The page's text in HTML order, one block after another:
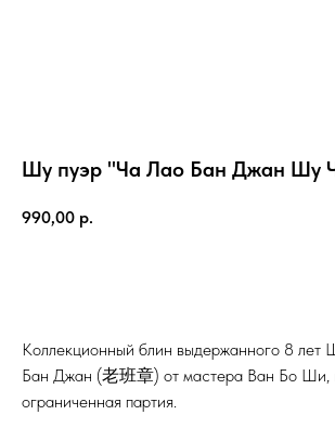
Шу пуэр "Ча Лао Бан Джан Шу
990,00 р.
Коллекционный блин выдержанного 8 лет
Бан Джан (老班章) от мастера Ван Бо Ши,
ограниченная партия.